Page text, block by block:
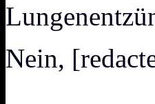
Nein,